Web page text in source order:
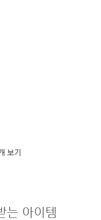
보기
는 아이템